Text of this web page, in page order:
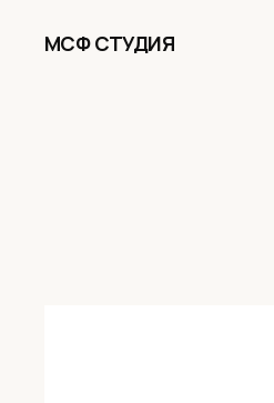
МСФ СТУДИЯ